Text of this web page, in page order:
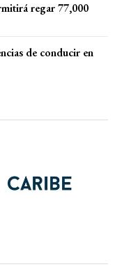
regar 77,000
de conducir en